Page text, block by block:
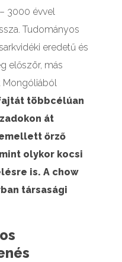
3000 évvel
Tudományos
eredetű és
először, más
Mongóliából
többcélúan
át
őrző
olykor kocsi
is. A chow
társasági